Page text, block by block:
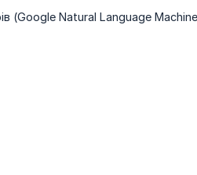
(Google Natural Language